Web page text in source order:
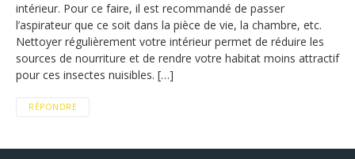
intérieur. Pour ce faire, il est recommandé de passer
l’aspirateur que ce soit dans la pièce de vie, la chambre, etc.
Nettoyer régulièrement votre intérieur permet de réduire les
sources de nourriture et de rendre votre habitat moins attractif
pour ces insectes nuisibles. […]
RÉPONDRE